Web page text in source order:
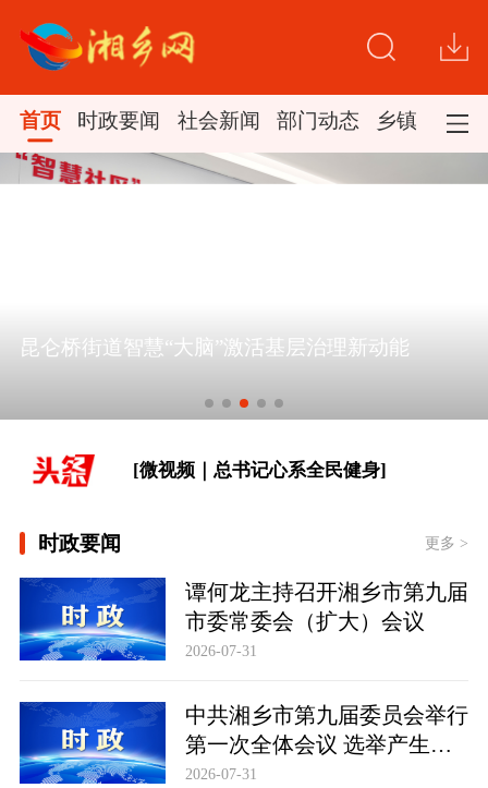
首页 时政要闻 社会新闻 部门动态 乡镇新闻
昆仑桥街道智慧“大脑”激活基层治理新动能
的创新理论]
设新局面——习近平总书记今年以来治
[微视频｜总书记心系全民健身]
时政专题片丨奋力开创中国式现代化建
设新局面——习近平总书记今年以来治
国理政纪实
时政要闻 更多 >
谭何龙主持召开湘乡市第九届
市委常委会（扩大）会议
2026-07-31
中共湘乡市第九届委员会举行
第一次全体会议 选举产生新
一届市委常委班子
2026-07-31